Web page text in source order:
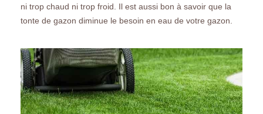
ni trop chaud ni trop froid. Il est aussi bon à savoir que la
tonte de gazon diminue le besoin en eau de votre gazon.